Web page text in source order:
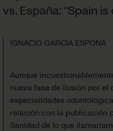
vs. España: “Spain is
IGNACIO GARCÍA ESPONA
Aunque
nueva fase de ilusión por el
especialidades
relación con la publicación
Sanidad de lo que